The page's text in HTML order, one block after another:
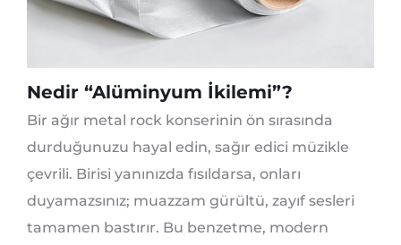
Nedir “Alüminyum İkilemi”?
Bir ağır metal rock konserinin ön sırasında
durduğunuzu hayal edin, sağır edici müzikle
çevrili. Birisi yanınızda fısıldarsa, onları
duyamazsınız; muazzam gürültü, zayıf sesleri
tamamen bastırır. Bu benzetme, modern